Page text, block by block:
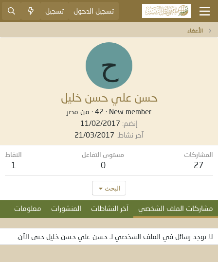
تسجيل الدخول تسجيل
الأعضاء
ح
حسن علي حسن خليل
New member
·
· من مصر
إنضم 11/02/2017
آخر نشاط 21/03/2017
المشاركات
27
مستوى التفاعل
0
النقاط
1
البحث
مشاركات الملف الشخصي آخر النشاطات المنشورات معلومات
لا توجد رسائل في الملف الشخصي لـ حسن علي حسن خليل حتى الآن.